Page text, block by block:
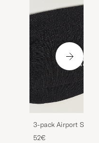
3-pack Airport
Melange
52€